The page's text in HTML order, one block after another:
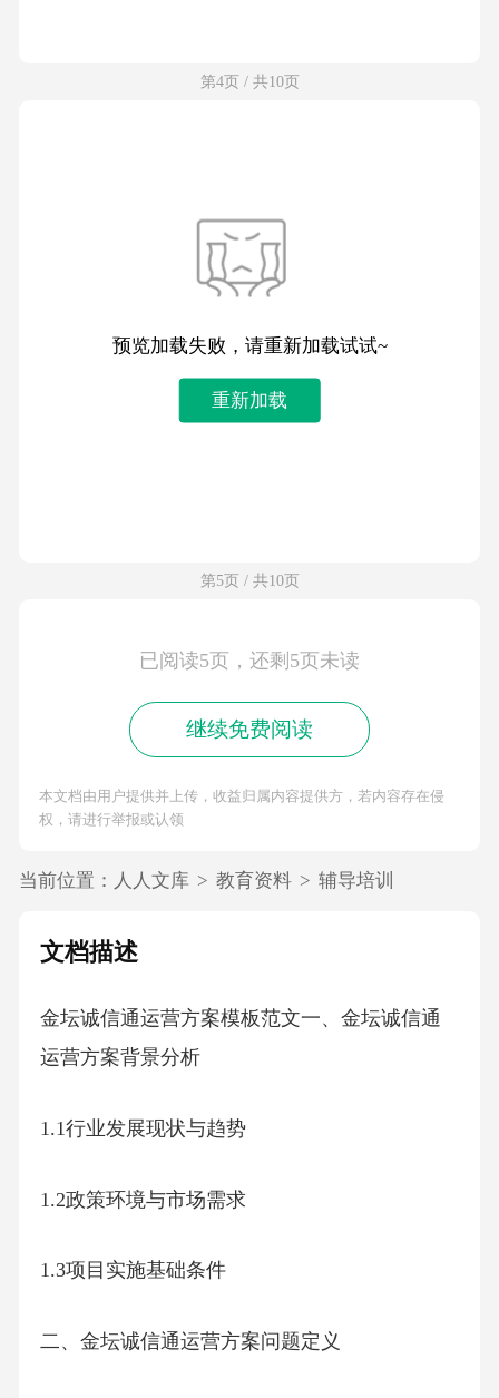
第4页 / 共10页
预览加载失败，请重新加载试试~
重新加载
第5页 / 共10页
已阅读5页，还剩5页未读
继续免费阅读
本文档由用户提供并上传，收益归属内容提供方，若内容存在侵
权，请进行举报或认领
当前位置： 人人文库 > 教育资料 > 辅导培训
文档描述
金坛诚信通运营方案模板范文一、金坛诚信通
运营方案背景分析
1.1行业发展现状与趋势
1.2政策环境与市场需求
1.3项目实施基础条件
二、金坛诚信通运营方案问题定义